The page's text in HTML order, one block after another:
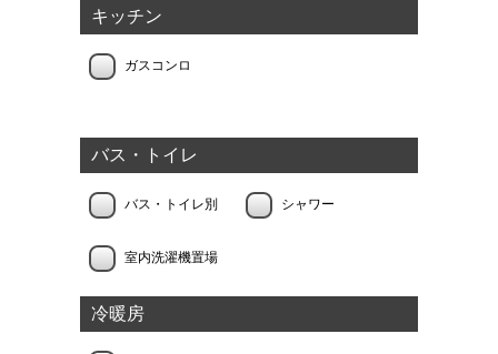
キッチン
ガスコンロ
バス・トイレ
バス・トイレ別 シャワー
室内洗濯機置場
冷暖房